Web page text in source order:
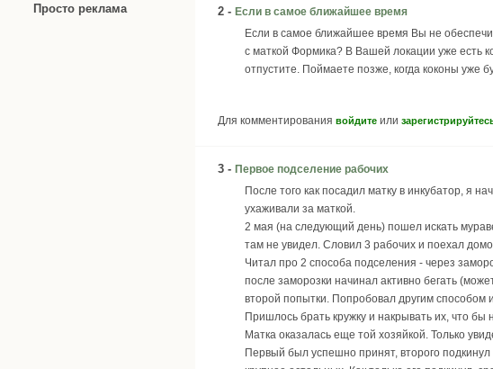
Просто реклама 2 - Если в самое ближайшее время
Если в самое ближайшее время Вы не
с маткой Формика? В Вашей локации уже есть
отпустите. Поймаете позже, когда коконы уже
Для комментирования войдите или
3 - Первое подселение рабочих
После того как посадил матку в инкубатор, я
ухаживали за маткой.
2 мая (на следующий день) пошел искать
там не увидел. Словил 3 рабочих и поехал
Читал про 2 способа подселения - через
после заморозки начинал активно бегать
второй попытки. Попробовал другим способом
Пришлось брать кружку и накрывать их, что бы
Матка оказалась еще той хозяйкой. Только
Первый был успешно принят, второго